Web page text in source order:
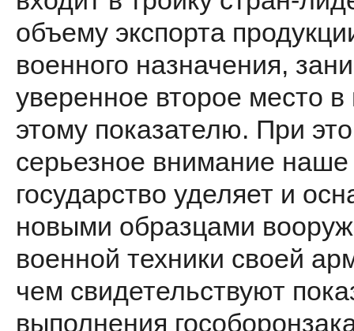
объему экспорта
военного назначения,
уверенное второе место
этому показателю. При
серьезное внимание наше
государство уделяет и
новыми образцами
военной техники своей
чем свидетельствуют
выполнения